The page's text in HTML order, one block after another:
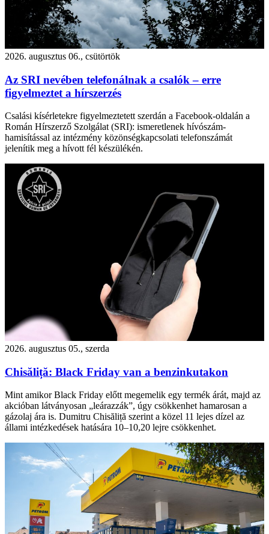
2026. augusztus 06., csütörtök
Az SRI nevében telefonálnak a csalók – erre
figyelmeztet a hírszerzés
Csalási kísérletekre figyelmeztetett szerdán a Facebook-oldalán a
Román Hírszerző Szolgálat (SRI): ismeretlenek hívószám-
hamisítással az intézmény közönségkapcsolati telefonszámát
jelenítik meg a hívott fél készülékén.
2026. augusztus 05., szerda
Chisăliță: Black Friday van a benzinkutakon
Mint amikor Black Friday előtt megemelik egy termék árát, majd az
akcióban látványosan „leárazzák”, úgy csökkenhet hamarosan a
gázolaj ára is. Dumitru Chisăliță szerint a közel 11 lejes dízel az
állami intézkedések hatására 10–10,20 lejre csökkenhet.